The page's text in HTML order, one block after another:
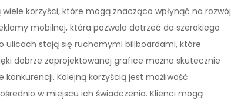
korzyści, które mogą znacząco wpłynąć na rozwój
mobilnej, która pozwala dotrzeć do szerokiego
ulicach stają się ruchomymi billboardami, które
dobrze zaprojektowanej grafice można skutecznie
Kolejną korzyścią jest możliwość
w miejscu ich świadczenia. Klienci mogą